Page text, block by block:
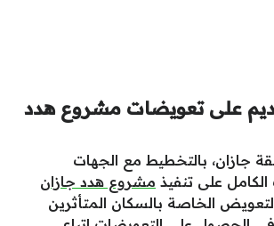
على تعويضات مشروع هدد
جازان، بالتخطيط مع الجهات
الكامل على تنفيذ مشروع هدد جازان
الخاصة بالسكان المتأثرين